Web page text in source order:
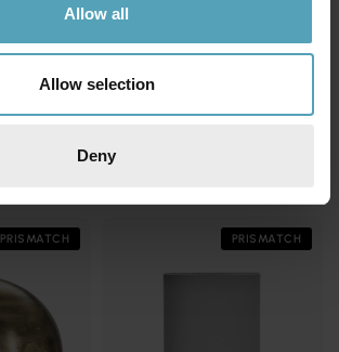
Allow all
Allow selection
Deny
HOUSE DOCTOR
599 kr
PRISMATCH PRISMATCH